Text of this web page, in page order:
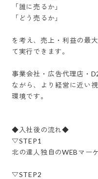
「誰に売るか」
「どう売るか」
を考え、売上・利益の最
て実行できます。
事業会社・広告代理店・
ながら、より経営に近い
環境です。
◆入社後の流れ◆
▽STEP1
北の達人独自のWEBマー
▽STEP2